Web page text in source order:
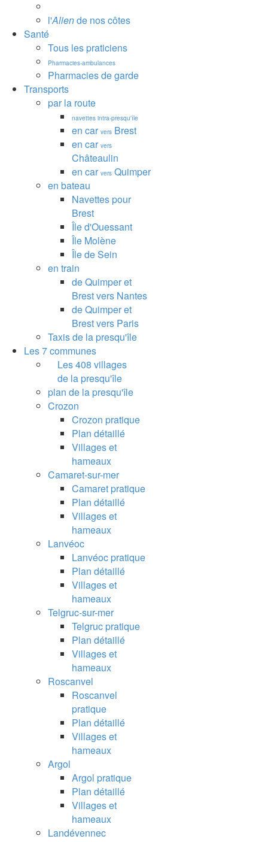
l'Aliende nos côtes
Santé
Tous les praticiens
Pharmacies-ambulances
Pharmacies de garde
Transports
par la route
navettes intra-presqu'île
en car vers Brest
en car vers
Châteaulin
en car vers Quimper
en bateau
Navettes pour
Brest
Île d'Ouessant
Île Molène
Île de Sein
en train
de Quimper et
Brest vers Nantes
de Quimper et
Brest vers Paris
Taxis de la presqu'île
Les 7 communes
Les 408 villages
de la presqu'île
plan de la presqu'île
Crozon
Crozon pratique
Plan détaillé
Villages et
hameaux
Camaret-sur-mer
Camaret pratique
Plan détaillé
Villages et
hameaux
Lanvéoc
Lanvéoc pratique
Plan détaillé
Villages et
hameaux
Telgruc-sur-mer
Telgruc pratique
Plan détaillé
Villages et
hameaux
Roscanvel
Roscanvel
pratique
Plan détaillé
Villages et
hameaux
Argol
Argol pratique
Plan détaillé
Villages et
hameaux
Landévennec